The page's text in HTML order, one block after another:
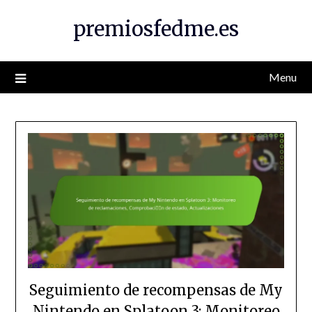
premiosfedme.es
Menu
Seguimiento de recompensas de My